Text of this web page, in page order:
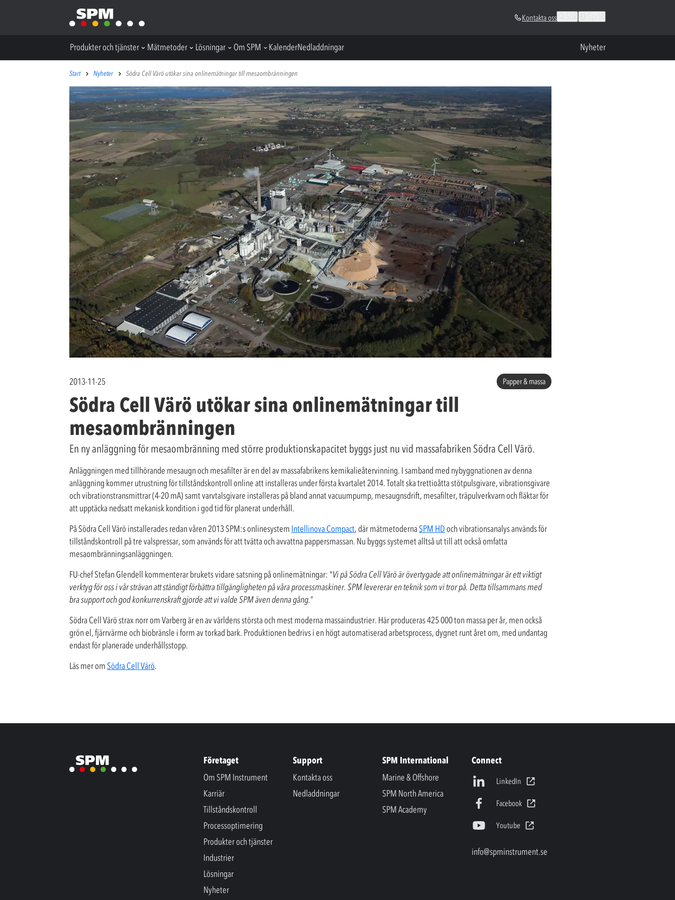
Kontakta oss
Produkter och tjänster Mätmetoder Lösningar Om SPM KalenderNedladdningar Nyheter
Start Nyheter Södra Cell Värö utökar sina onlinemätningar till mesaombränningen
2013-11-25 Papper & massa
Södra Cell Värö utökar sina onlinemätningar till
mesaombränningen
En ny anläggning för mesaombränning med större produktionskapacitet byggs just nu vid massafabriken Södra Cell Värö.
Anläggningen med tillhörande mesaugn och mesafilter är en del av massafabrikens kemikalieåtervinning. I samband med nybyggnationen av denna
anläggning kommer utrustning för tillståndskontroll online att installeras under första kvartalet 2014. Totalt ska trettioåtta stötpulsgivare, vibrationsgivare
och vibrationstransmittrar (4-20 mA) samt varvtalsgivare installeras på bland annat vacuumpump, mesaugnsdrift, mesafilter, träpulverkvarn och fläktar för
att upptäcka nedsatt mekanisk kondition i god tid för planerat underhåll.
På Södra Cell Värö installerades redan våren 2013 SPM:s onlinesystem Intellinova Compact, där mätmetodernaSPM HDoch vibrationsanalys används för
tillståndskontroll på tre valspressar, som används för att tvätta och avvattna pappersmassan. Nu byggs systemet alltså ut till att också omfatta
mesaombränningsanläggningen.
FU-chef Stefan Glendell kommenterar brukets vidare satsning på onlinemätningar: "Vi på Södra Cell Värö är övertygade att onlinemätningar är ett viktigt
verktyg för oss i vår strävan att ständigt förbättra tillgängligheten på våra processmaskiner. SPM levererar en teknik som vi tror på. Detta tillsammans med
bra support och god konkurrenskraft gjorde att vi valde SPM även denna gång.”
Södra Cell Värö strax norr om Varberg är en av världens största och mest moderna massaindustrier. Här produceras 425 000 ton massa per år, men också
grön el, fjärrvärme och biobränsle i form av torkad bark. Produktionen bedrivs i en högt automatiserad arbetsprocess, dygnet runt året om, med undantag
endast för planerade underhållsstopp.
Läs mer omSödra Cell Värö.
Företaget
Om SPM Instrument
Karriär
Tillståndskontroll
Processoptimering
Produkter och tjänster
Industrier
Lösningar
Nyheter
Support
Kontakta oss
Nedladdningar
SPM International
Marine & Offshore
SPM North America
SPM Academy
Connect
LinkedIn
Facebook
Youtube
info@spminstrument.se